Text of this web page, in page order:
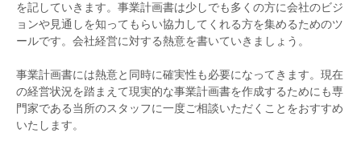
を記していきます。事業計画書は少しでも多くの方に会社のビジ
ョンや見通しを知ってもらい協力してくれる方を集めるためのツ
ールです。会社経営に対する熱意を書いていきましょう。
事業計画書には熱意と同時に確実性も必要になってきます。現在
の経営状況を踏まえて現実的な事業計画書を作成するためにも専
門家である当所のスタッフに一度ご相談いただくことをおすすめ
いたします。